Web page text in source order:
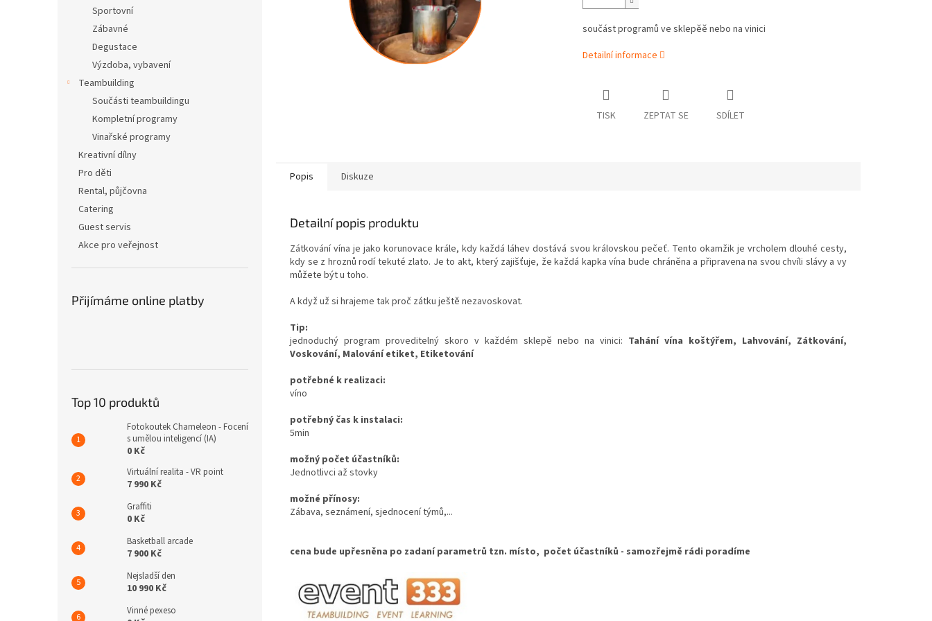
Sportovní
Zábavné
Degustace
Výzdoba, vybavení
Teambuilding
Součásti teambuildingu
Kompletní programy
Vinařské programy
Kreativní dílny
Pro děti
Rental, půjčovna
Catering
Guest servis
Akce pro veřejnost
Přijímáme online platby
Top 10 produktů
Fotokoutek Chameleon - Focení
s umělou inteligencí (IA)
0 Kč
Virtuální realita - VR point
7 990 Kč
Graffiti
0 Kč
Basketball arcade
7 900 Kč
Nejsladší den
10 990 Kč
Vinné pexeso
součást programů ve sklepěě nebo na vinici
Detailní informace
TISK ZEPTAT SE SDÍLET
Popis Diskuze
Detailní popis produktu
Zátkování vína je jako korunovace krále, kdy každá láhev dostává svou královskou pečeť. Tento okamžik je vrcholem dlouhé cesty,
kdy se z hroznů rodí tekuté zlato. Je to akt, který zajišťuje, že každá kapka vína bude chráněna a připravena na svou chvíli slávy a vy
můžete být u toho.
A když už si hrajeme tak proč zátku ještě nezavoskovat.
Tip:
jednoduchý program proveditelný skoro v každém sklepě nebo na vinici: Tahání vína koštýřem, Lahvování, Zátkování,
Voskování, Malování etiket, Etiketování
potřebné k realizaci:
víno
potřebný čas k instalaci:
5min
možný počet účastníků:
Jednotlivci až stovky
možné přínosy:
Zábava, seznámení, sjednocení týmů,...
cena bude upřesněna po zadaní parametrů tzn. místo, počet účastníků - samozřejmě rádi poradíme